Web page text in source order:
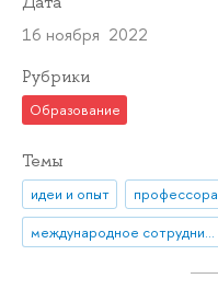
16 ноября 2022
Рубрики
Образование
Темы
идеи и опыт профессора
международное сотрудничество